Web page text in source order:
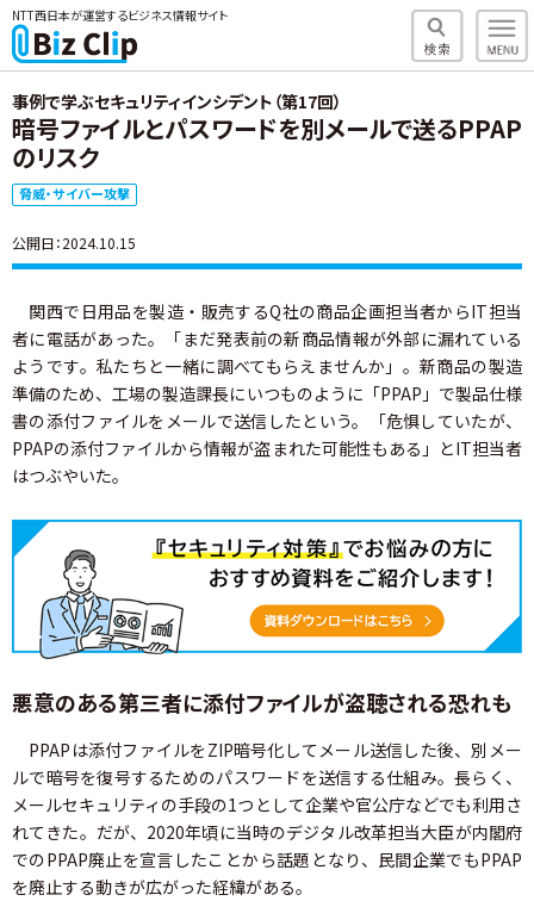
NTT西日本が運営するビジネス情報サイト
事例で学ぶセキュリティインシデント（第17回）
暗号ファイルとパスワードを別メールで送るPPAP
のリスク
脅威・サイバー攻撃
公開日：2024.10.15
関西で日用品を製造・販売するQ社の商品企画担当者からIT担当
者に電話があった。「まだ発表前の新商品情報が外部に漏れている
ようです。私たちと一緒に調べてもらえませんか」。新商品の製造
準備のため、工場の製造課長にいつものように「PPAP」で製品仕様
書の添付ファイルをメールで送信したという。「危惧していたが、
PPAPの添付ファイルから情報が盗まれた可能性もある」とIT担当者
はつぶやいた。
悪意のある第三者に添付ファイルが盗聴される恐れも
PPAPは添付ファイルをZIP暗号化してメール送信した後、別メー
ルで暗号を復号するためのパスワードを送信する仕組み。長らく、
メールセキュリティの手段の1つとして企業や官公庁などでも利用さ
れてきた。だが、2020年頃に当時のデジタル改革担当大臣が内閣府
でのPPAP廃止を宣言したことから話題となり、民間企業でもPPAP
を廃止する動きが広がった経緯がある。